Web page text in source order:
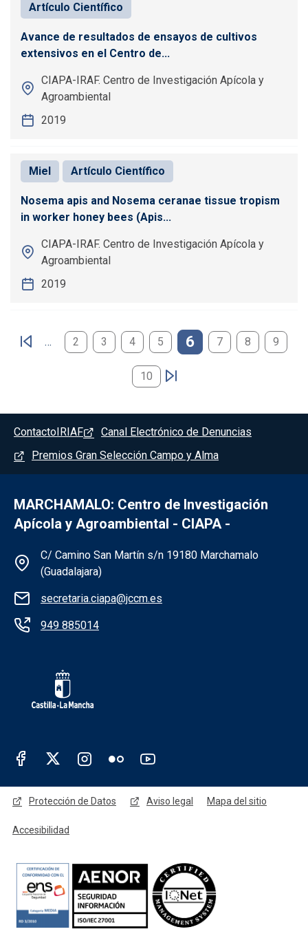
Artículo Científico
Avance de resultados de ensayos de cultivos
extensivos en el Centro de...
CIAPA-IRAF. Centro de Investigación Apícola y
Agroambiental
2019
Miel Artículo Científico
Nosema apis and Nosema ceranae tissue tropism
in worker honey bees (Apis...
CIAPA-IRAF. Centro de Investigación Apícola y
Agroambiental
2019
Paginación
… 2 3 4 5 6 7 8 9
10
Pie de página - Marchamalo
Contacto IRIAF
Canal Electrónico de Denuncias
Premios Gran Selección Campo y Alma
MARCHAMALO: Centro de Investigación
Apícola y Agroambiental - CIAPA -
Información de la institución -
C/ Camino San Martín s/n 19180 Marchamalo
(Guadalajara)
secretaria.ciapa@jccm.es
949 885014
Redes sociales Junta de Castilla - La
Menú legal - Marchamalo
Protección de Datos Aviso legal Mapa del sitio
Accesibilidad